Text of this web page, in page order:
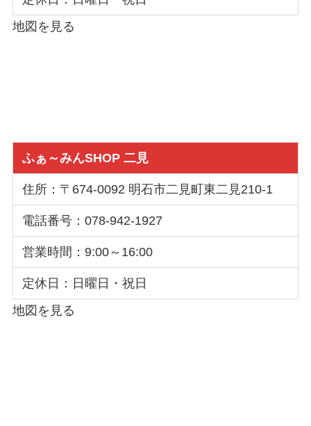
地図を見る
ふぁ～みんSHOP 二見
住所：〒674-0092 明石市二見町東二見210-1
電話番号：078-942-1927
営業時間：9:00～16:00
定休日：日曜日・祝日
地図を見る